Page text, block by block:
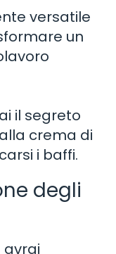
versatile
un
il segreto
crema di
i baffi.
degli
avrai